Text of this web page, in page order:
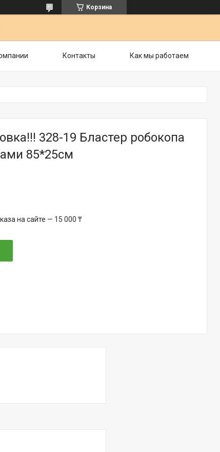
Корзина
Контакты Как мы работаем
328-19 Бластер робокопа
85*25см
на сайте — 15 000 ₸